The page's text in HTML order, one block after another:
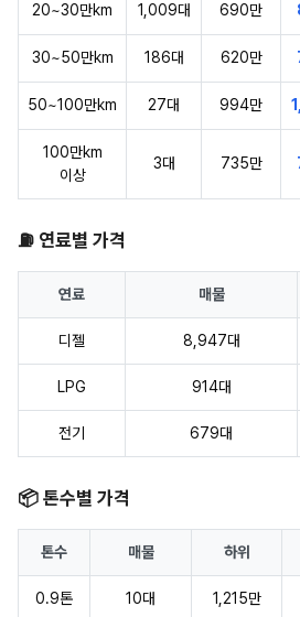
20~30만km 1,009대 690만
30~50만km 186대 620만
50~100만km 27대 994만
100만km
이상
3대 735만
⛽ 연료별 가격
연료 매물
디젤 8,947대
LPG 914대
전기 679대
📦 톤수별 가격
톤수 매물 하위
0.9톤 10대 1,215만